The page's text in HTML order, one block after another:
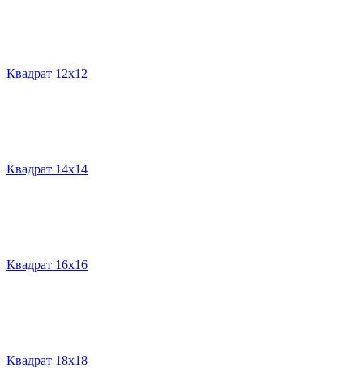
Квадрат 12х12
Квадрат 14х14
Квадрат 16х16
Квадрат 18х18